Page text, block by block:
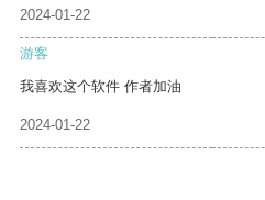
2024-01-22
游客
我喜欢这个软件 作者加油
2024-01-22